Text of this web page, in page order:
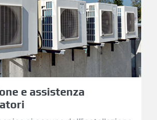
assistenza
e assistenza